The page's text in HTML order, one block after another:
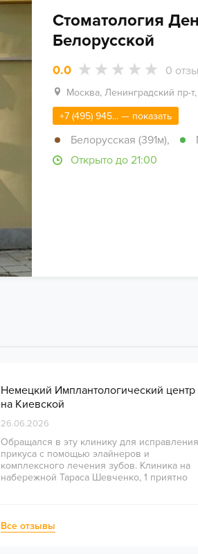
Стоматология
Белорусской
0.0 0
Москва, Ленинградский пр-т,
+7 (495) 945... — показать
Белорусская (391м),
Открыто до 21:00
Немецкий Имплантологический центр
на Киевской
26.06.2026
Обращался в эту клинику для исправления
прикуса с помощью элайнеров и
комплексного лечения зубов. Клиника на
набережной Тараса Шевченко, 1 приятно
Весь процесс — от диагностики и
планирования до завершения лечения —
Все отзывы